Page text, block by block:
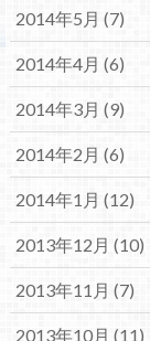
2014年5月 (7)
2014年4月 (6)
2014年3月 (9)
2014年2月 (6)
2014年1月 (12)
2013年12月 (10)
2013年11月 (7)
2013年10月 (11)